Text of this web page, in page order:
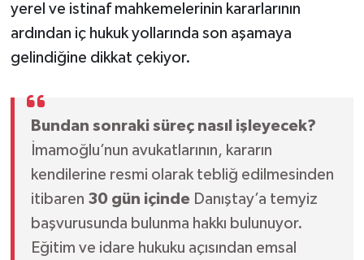
yerel ve istinaf mahkemelerinin kararlarının
ardından iç hukuk yollarında son aşamaya
gelindiğine dikkat çekiyor.
Bundan sonraki süreç nasıl işleyecek?
İmamoğlu’nun avukatlarının, kararın
kendilerine resmi olarak tebliğ edilmesinden
itibaren 30 gün içindeDanıştay’a temyiz
başvurusunda bulunma hakkı bulunuyor.
Eğitim ve idare hukuku açısından emsal